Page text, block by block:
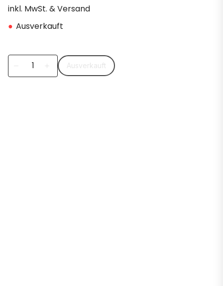
inkl. MwSt. & Versand
● Ausverkauft
remove add Ausverkauft